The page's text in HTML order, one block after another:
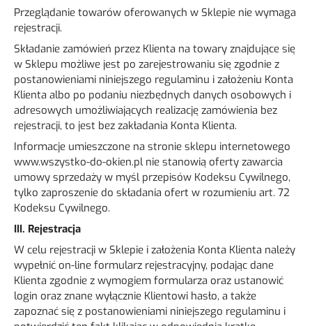
Przeglądanie towarów oferowanych w Sklepie nie wymaga
rejestracji.
Składanie zamówień przez Klienta na towary znajdujące się
w Sklepu możliwe jest po zarejestrowaniu się zgodnie z
postanowieniami niniejszego regulaminu i założeniu Konta
Klienta albo po podaniu niezbędnych danych osobowych i
adresowych umożliwiających realizację zamówienia bez
rejestracji, to jest bez zakładania Konta Klienta.
Informacje umieszczone na stronie sklepu internetowego
www.wszystko-do-okien.pl nie stanowią oferty zawarcia
umowy sprzedaży w myśl przepisów Kodeksu Cywilnego,
tylko zaproszenie do składania ofert w rozumieniu art. 72
Kodeksu Cywilnego.
III. Rejestracja
W celu rejestracji w Sklepie i założenia Konta Klienta należy
wypełnić on-line formularz rejestracyjny, podając dane
Klienta zgodnie z wymogiem formularza oraz ustanowić
login oraz znane wyłącznie Klientowi hasło, a także
zapoznać się z postanowieniami niniejszego regulaminu i